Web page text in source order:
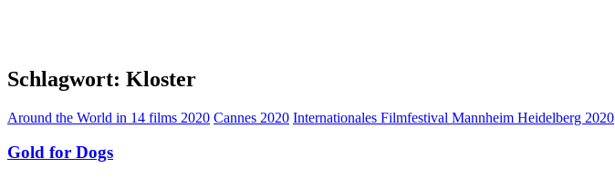
Schlagwort: Kloster
Around the World in 14 films 2020 Cannes 2020 Internationales Filmfestival Mannheim Heidelberg 2020
Gold for Dogs